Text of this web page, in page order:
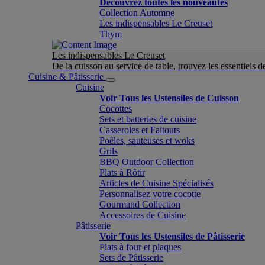
Découvrez toutes les nouveautés
Collection Automne
Les indispensables Le Creuset
Thym
Les indispensables Le Creuset
De la cuisson au service de table, trouvez les essentiels
Cuisine & Pâtisserie
Cuisine
Voir Tous les Ustensiles de Cuisson
Cocottes
Sets et batteries de cuisine
Casseroles et Faitouts
Poêles, sauteuses et woks
Grils
BBQ Outdoor Collection
Plats à Rôtir
Articles de Cuisine Spécialisés
Personnalisez votre cocotte
Gourmand Collection
Accessoires de Cuisine
Pâtisserie
Voir Tous les Ustensiles de Pâtisserie
Plats à four et plaques
Sets de Pâtisserie